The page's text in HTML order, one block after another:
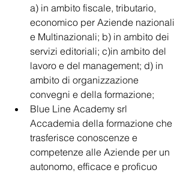
a) in ambito fiscale, tributario,
economico per Aziende nazionali
e Multinazionali; b) in ambito dei
servizi editoriali; c)in ambito del
lavoro e del management; d) in
ambito di organizzazione
convegni e della formazione;
Blue Line Academy srl
Accademia della formazione che
trasferisce conoscenze e
competenze alle Aziende per un
autonomo, efficace e proficuo